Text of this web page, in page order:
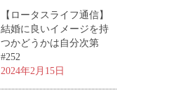
【ロータスライフ通信】
結婚に良いイメージを持
つかどうかは自分次第
#252
2024年2月15日